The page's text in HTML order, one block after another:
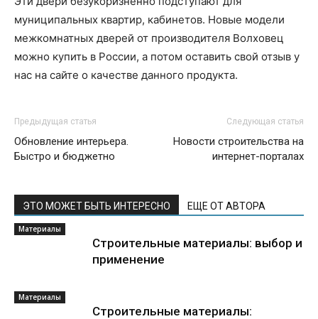
муниципальных квартир, кабинетов. Новые модели
межкомнатных дверей от производителя Волховец
можно купить в России, а потом оставить свой отзыв у
нас на сайте о качестве данного продукта.
Предыдущая статья
Обновление интерьера.
Быстро и бюджетно
Следующая статья
Новости строительства на
интернет-порталах
ЭТО МОЖЕТ БЫТЬ ИНТЕРЕСНО ЕЩЕ ОТ АВТОРА
Материалы
Строительные материалы: выбор и
применение
Материалы
Строительные материалы: